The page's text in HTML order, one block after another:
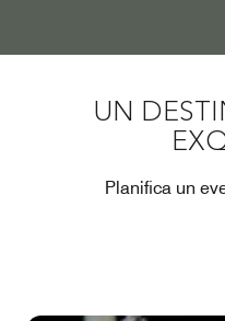
UN
Planifica un